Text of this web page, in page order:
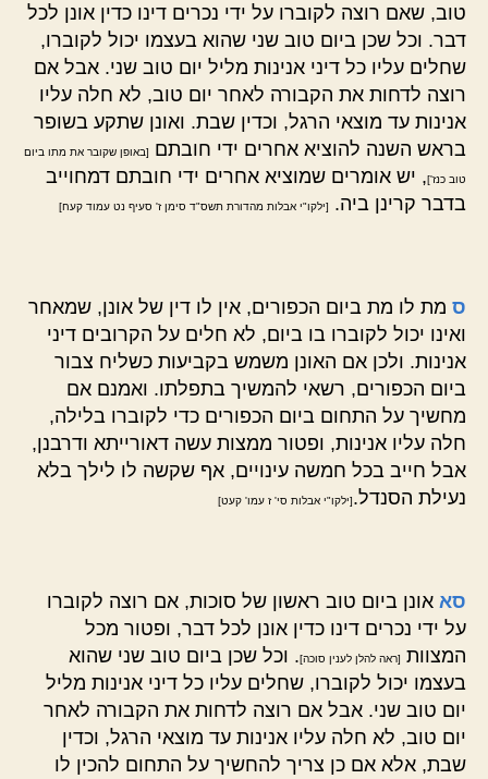
טוב, שאם רוצה לקוברו על ידי נכרים דינו כדין אונן לכל
דבר. וכל שכן ביום טוב שני שהוא בעצמו יכול לקוברו,
שחלים עליו כל דיני אנינות מליל יום טוב שני. אבל אם
רוצה לדחות את הקבורה לאחר יום טוב, לא חלה עליו
אנינות עד מוצאי הרגל, וכדין שבת. ואונן שתקע בשופר
בראש השנה להוציא אחרים ידי חובתם
[באופן שקובר את מתו ביום
טוב כנז'], יש אומרים שמוציא אחרים ידי חובתם דמחוייב
בדבר קרינן ביה.
[ילקו"י אבלות מהדורת תשס"ד סימן ז' סעיף נט עמוד קעח]
ס מת לו מת ביום הכפורים, אין לו דין של אונן, שמאחר
ואינו יכול לקוברו בו ביום, לא חלים על הקרובים דיני
אנינות. ולכן אם האונן משמש בקביעות כשליח צבור
ביום הכפורים, רשאי להמשיך בתפלתו. ואמנם אם
מחשיך על התחום ביום הכפורים כדי לקוברו בלילה,
חלה עליו אנינות, ופטור ממצות עשה דאורייתא ודרבנן,
אבל חייב בכל חמשה עינויים, אף שקשה לו לילך בלא
נעילת הסנדל.[ילקו"י אבלות סי' ז עמו' קעט]
סא אונן ביום טוב ראשון של סוכות, אם רוצה לקוברו
על ידי נכרים דינו כדין אונן לכל דבר, ופטור מכל
המצוות [ראה להלן לענין סוכה]. וכל שכן ביום טוב שני שהוא
בעצמו יכול לקוברו, שחלים עליו כל דיני אנינות מליל
יום טוב שני. אבל אם רוצה לדחות את הקבורה לאחר
יום טוב, לא חלה עליו אנינות עד מוצאי הרגל, וכדין
שבת, אלא אם כן צריך להחשיך על התחום להכין לו